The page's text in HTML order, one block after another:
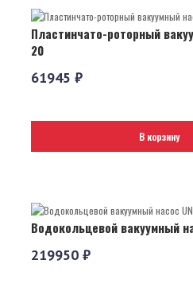
Пластинчато-роторный
20
61945 ₽
В корзину
Водокольцевой вакуумный
219950 ₽